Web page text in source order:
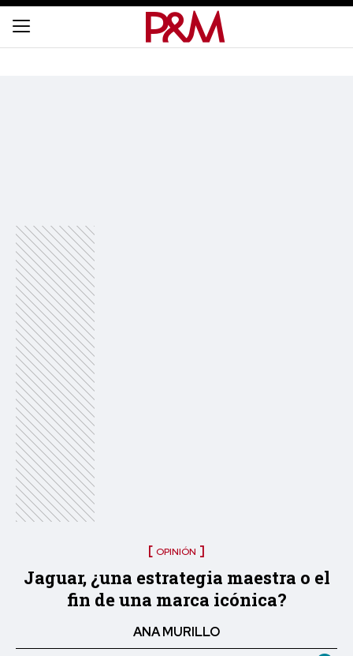
OPINIÓN
Jaguar, ¿una estrategia maestra o el
fin de una marca icónica?
ANA MURILLO